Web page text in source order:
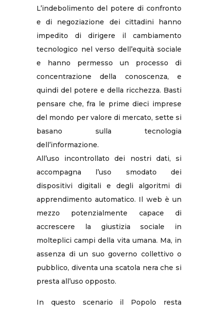
L’indebolimento del potere di confronto
e di negoziazione dei cittadini hanno
impedito di dirigere il cambiamento
tecnologico nel verso dell’equità sociale
e hanno permesso un processo di
concentrazione della conoscenza, e
quindi del potere e della ricchezza. Basti
pensare che, fra le prime dieci imprese
del mondo per valore di mercato, sette si
basano sulla tecnologia
dell’informazione.
All’uso incontrollato dei nostri dati, si
accompagna l’uso smodato dei
dispositivi digitali e degli algoritmi di
apprendimento automatico. Il web è un
mezzo potenzialmente capace di
accrescere la giustizia sociale in
molteplici campi della vita umana. Ma, in
assenza di un suo governo collettivo o
pubblico, diventa una scatola nera che si
presta all’uso opposto.
In questo scenario il Popolo resta